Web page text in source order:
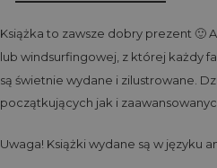
Książka to zawsze dobry prezent 🙂
lub windsurfingowej, z której każdy
są świetnie wydane i zilustrowane.
początkujących jak i
Uwaga! Książki wydane są w języku